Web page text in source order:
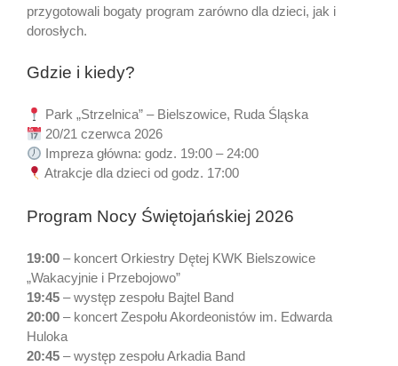
przygotowali bogaty program zarówno dla dzieci, jak i
dorosłych.
Gdzie i kiedy?
Park „Strzelnica” – Bielszowice, Ruda Śląska
20/21 czerwca 2026
Impreza główna: godz. 19:00 – 24:00
Atrakcje dla dzieci od godz. 17:00
Program Nocy Świętojańskiej 2026
19:00– koncert Orkiestry Dętej KWK Bielszowice
„Wakacyjnie i Przebojowo”
19:45– występ zespołu Bajtel Band
20:00– koncert Zespołu Akordeonistów im. Edwarda
Huloka
20:45– występ zespołu Arkadia Band